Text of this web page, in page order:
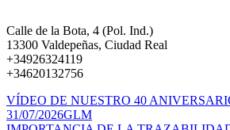
Calle de la Bota, 4 (Pol. Ind.)
13300 Valdepeñas, Ciudad Real
+34926324119
+34620132756
VÍDEO DE NUESTRO 40
31/07/2026GLM